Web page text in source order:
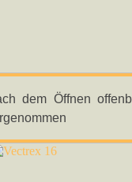
dem Öffnen